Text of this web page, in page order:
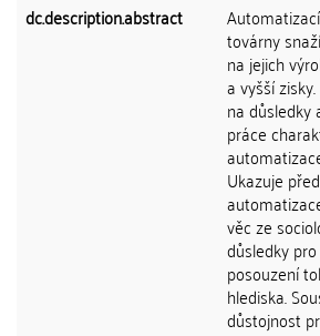
dc.description.abstract
továrny
na jejich
a vyšší
na důsledky
práce
Ukazuje
věc ze
důsledky
posouzení
hlediska.
důstojnost